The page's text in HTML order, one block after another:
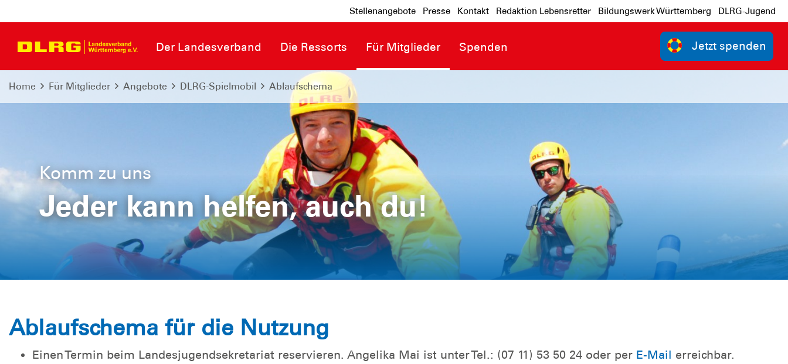
Stellenangebote Presse Kontakt Redaktion Lebensretter Bildungswerk Württemberg DLRG-Jugend
Der Landesverband Die Ressorts Für Mitglieder Spenden Jetzt spenden
Home Für Mitglieder Angebote DLRG-Spielmobil Ablaufschema
Komm zu uns
Jeder kann helfen, auch du!
Ablaufschema für die Nutzung
Einen Termin beim Landesjugendsekretariat reservieren. Angelika Mai ist unter Tel.: (07 11) 53 50 24 oder per E-Mail erreichbar.